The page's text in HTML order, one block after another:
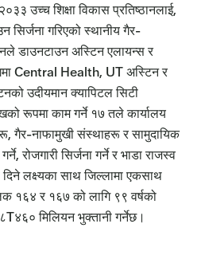
२०३३ उच्च शिक्षा विकास प्रतिष्ठानलाई,
सिर्जना गरिएको स्थानीय गैर-
डाउनटाउन अस्टिन एलायन्स र
Central Health, UT अस्टिन र
उदीयमान क्यापिटल सिटी
रूपमा काम गर्ने १७ तले कार्यालय
गैर-नाफामुखी संस्थाहरू र सामुदायिक
रोजगारी सिर्जना गर्ने र भाडा राजस्व
दिने लक्ष्यका साथ जिल्लामा एकसाथ
१६४ र १६७ को लागि ९९ वर्षको
मिलियन भुक्तानी गर्नेछ।